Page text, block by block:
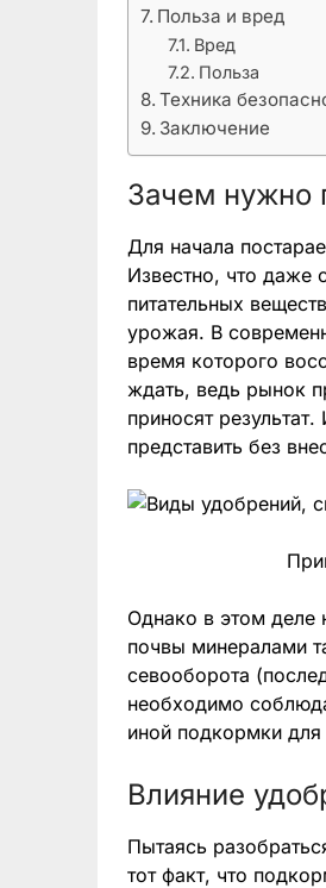
Польза и вред
Вред
Польза
Техника
Заключение
Зачем нужно
Для начала
Известно, что даже
питательных
урожая. В
время которого
ждать, ведь рынок
приносят
представить без
Однако в этом деле
почвы минералами
севооборота
необходимо
иной подкормки для
Влияние
Пытаясь
тот факт, что